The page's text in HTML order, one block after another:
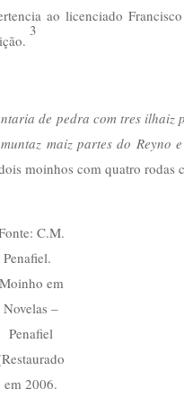
ao licenciado
3
de pedra com tres ilhaiz
maiz partes do Reyno
moinhos com quatro rodas
C.M.
Penafiel.
em
Novelas –
Penafiel
em 2006.